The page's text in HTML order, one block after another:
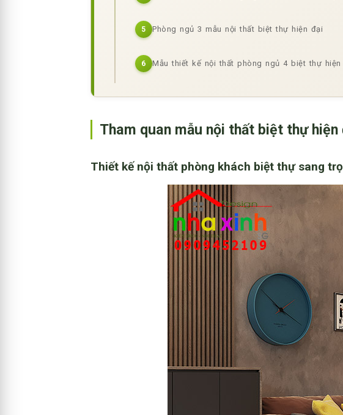
5 Phòng ngủ 3 mẫu nội thất biệt thự hiện đại
6 Mẫu thiết kế nội thất phòng ngủ 4 biệt thự hiện
Tham quan mẫu nội thất biệt thự hiện
Thiết kế nội thất phòng khách biệt thự sang